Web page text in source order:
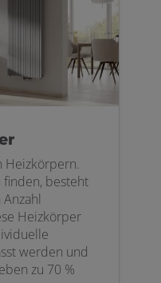
Heizkörpern.
finden, besteht
Heizkörper
werden und
zu 70 %